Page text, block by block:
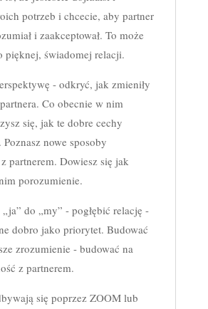
potrzeb i chcecie, aby partner
i zaakceptował. To może
pięknej, świadomej relacji.
- odkryć, jak zmieniły
Co obecnie w nim
się, jak te dobre cechy
nowe sposoby
partnerem. Dowiesz się jak
porozumienie.
do „my” - pogłębić relację -
dobro jako priorytet. Budować
zrozumienie - budować na
z partnerem.
się poprzez ZOOM lub